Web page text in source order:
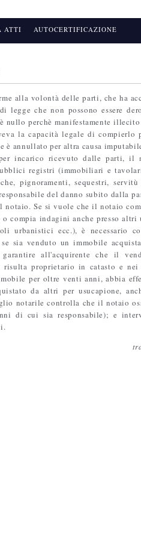
ATTI AUTOCERTIFICAZIONE
alla volontà delle parti, che ha
legge che non possono essere
perchè manifestamente
la capacità legale di compierlo
è annullato per altra causa
incarico ricevuto dalle parti, il
registri (immobiliari e
pignoramenti, sequestri,
del danno subito dalla
Se si vuole che il notaio
compia indagini anche presso altri
urbanistici ecc.), è necessario
sia venduto un immobile
all'acquirente che il
proprietario in catasto e
per oltre venti anni, abbia
da altri per usucapione,
notarile controlla che il notaio
di cui sia responsabile); e